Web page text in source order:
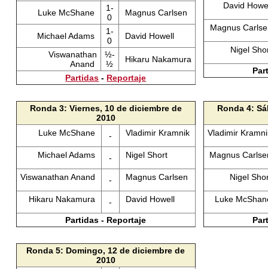
Luke McShane
1-
0
Magnus Carlsen
Michael Adams
1-
0
David Howell
Viswanathan
Anand
½-
½
Hikaru Nakamura
Partidas - Reportaje
David
Magnus
Nigel
Ronda 3: Viernes, 10 de diciembre de
2010
Luke McShane
- Vladimir Kramnik
Michael Adams - Nigel Short
Viswanathan Anand - Magnus Carlsen
Hikaru Nakamura - David Howell
Partidas - Reportaje
Ronda 4:
Vladimir
Magnus
Nigel
Luke
Ronda 5: Domingo, 12 de diciembre de
2010